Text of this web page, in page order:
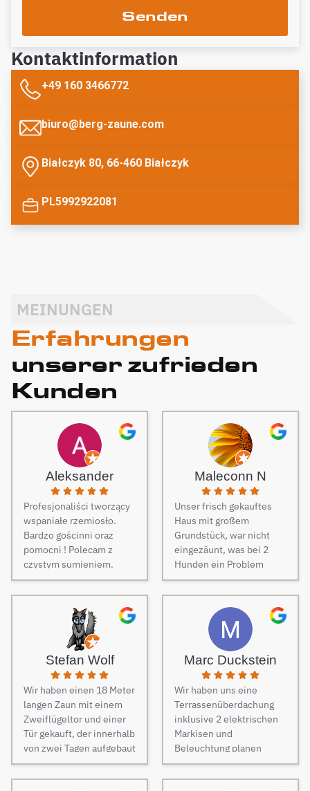
Senden
Kontaktinformation
+49 160 3466772
biuro@berg-zaune.com
Białczyk 80, 66-460 Białczyk
PL5992922081
Erfahrungen
unserer zufrieden
Kunden
MEINUNGEN
Aleksander
Profesjonaliści tworzący
wspaniałe rzemiosło.
Bardzo gościnni oraz
pomocni ! Polecam z
czystym sumieniem.
Maleconn N
Unser frisch gekauftes
Haus mit großem
Grundstück, war nicht
eingezäunt, was bei 2
Hunden ein Problem
darstellt. Daher musste
dringend und schnell ein
Zaun her. Auf Empfehlung
von Freunden haben wir
unseren Zaun bei Berg
Zäune beauftragt und es
keine Sekunde bereut.
Dieser Tipp war wirklich
Gold wert! Von Angebot
bis zur Fertigstellung des
Zauns, verlief alles
absolut reibungslos. Alle
Fragen wurden im
Vorfeld schnell
beantwortet, auf
Stefan Wolf
Wir haben einen 18 Meter
langen Zaun mit einem
Zweiflügeltor und einer
Tür gekauft, der innerhalb
von zwei Tagen aufgebaut
wurde. Am dritten Tag
kamen die Elektriker, um
Marc Duckstein
Wir haben uns eine
Terrassenüberdachung
inklusive 2 elektrischen
Markisen und
Beleuchtung planen
lassen. Es war vom
ersten Kontakt bis zur